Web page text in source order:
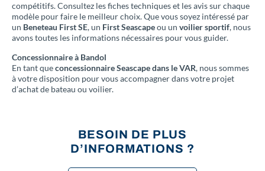
compétitifs. Consultez les fiches techniques et les avis sur chaque
modèle pour faire le meilleur choix. Que vous soyez intéressé par
un Beneteau First SE, un First Seascapeou un voilier sportif, nous
avons toutes les informations nécessaires pour vous guider.
Concessionnaire à Bandol
En tant queconcessionnaire Seascape dans le VAR, nous sommes
à votre disposition pour vous accompagner dans votre projet
d’achat de bateau ou voilier.
BESOIN DE PLUS
D’INFORMATIONS ?